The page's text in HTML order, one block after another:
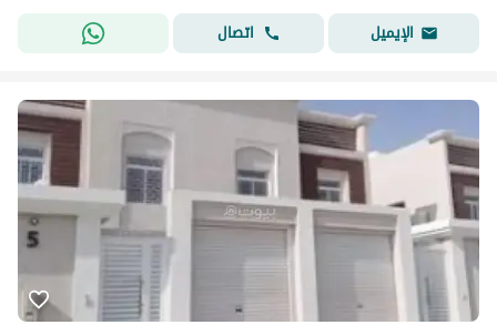
الإيميل
اتصال